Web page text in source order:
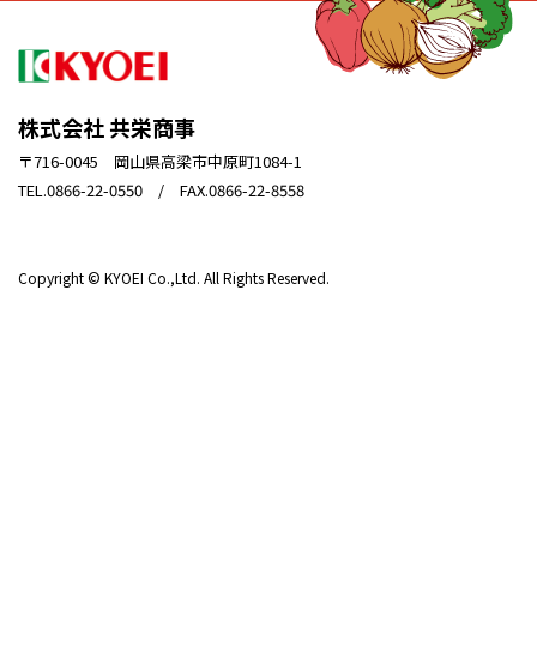
株式会社 共栄商事
〒716-0045 岡山県高梁市中原町1084-1
TEL.0866-22-0550 / FAX.0866-22-8558
Copyright © KYOEI Co.,Ltd. All Rights Reserved.